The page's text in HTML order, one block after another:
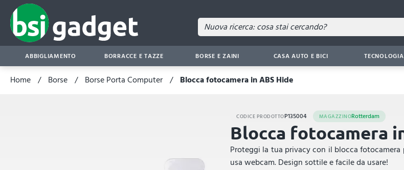
ABBIGLIAMENTO BORRACCE E TAZZE BORSE E ZAINI CASA AUTO E BICI TECNOLOGIA
Home Borse Borse Porta Computer Blocca fotocamera in ABS Hide
CODICE PRODOTTOP135004 MAGAZZINORotterdam
Blocca fotocamera
Proteggi la tua privacy con il blocca fotocamera
usa webcam. Design sottile e facile da usare!